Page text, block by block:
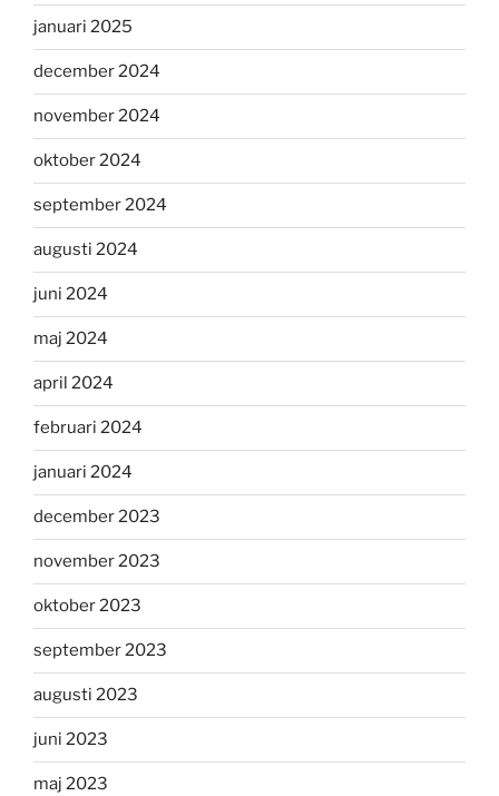
januari 2025
december 2024
november 2024
oktober 2024
september 2024
augusti 2024
juni 2024
maj 2024
april 2024
februari 2024
januari 2024
december 2023
november 2023
oktober 2023
september 2023
augusti 2023
juni 2023
maj 2023